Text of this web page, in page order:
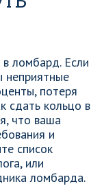
ломбард. Если
неприятные
потеря
сдать кольцо в
что ваша
и
список
или
ломбарда.